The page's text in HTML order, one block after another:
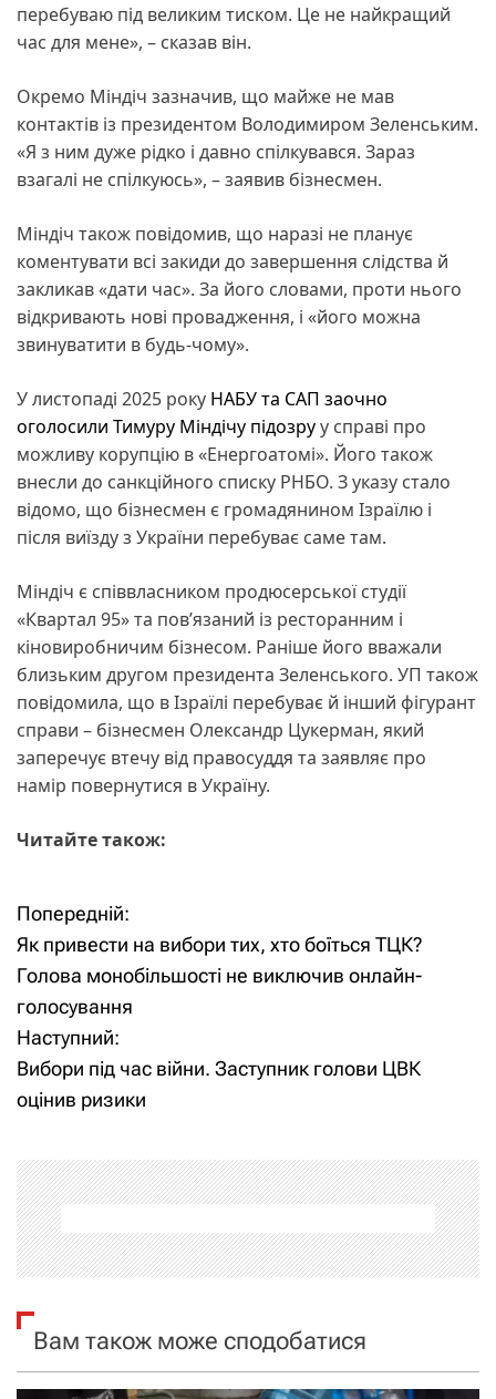
перебуваю під великим тиском. Це не найкращий
час для мене», – сказав він.
Окремо Міндіч зазначив, що майже не мав
контактів із президентом Володимиром Зеленським.
«Я з ним дуже рідко і давно спілкувався. Зараз
взагалі не спілкуюсь», – заявив бізнесмен.
Міндіч також повідомив, що наразі не планує
коментувати всі закиди до завершення слідства й
закликав «дати час». За його словами, проти нього
відкривають нові провадження, і «його можна
звинуватити в будь-чому».
У листопаді 2025 року НАБУ та САП заочно
оголосили Тимуру Міндічу підозруу справі про
можливу корупцію в «Енергоатомі». Його також
внесли до санкційного списку РНБО. З указу стало
відомо, що бізнесмен є громадянином Ізраїлю і
після виїзду з України перебуває саме там.
Міндіч є співвласником продюсерської студії
«Квартал 95» та пов’язаний із ресторанним і
кіновиробничим бізнесом. Раніше його вважали
близьким другом президента Зеленського. УП також
повідомила, що в Ізраїлі перебуває й інший фігурант
справи – бізнесмен Олександр Цукерман, який
заперечує втечу від правосуддя та заявляє про
намір повернутися в Україну.
Читайте також:
Н
а
в
і
г
а
ц
і
Попередній:
Як привести на вибори тих, хто боїться ТЦК?
Голова монобільшості не виключив онлайн-
голосування
Наступний:
Вибори під час війни. Заступник голови ЦВК
оцінив ризики
Вам також може сподобатися